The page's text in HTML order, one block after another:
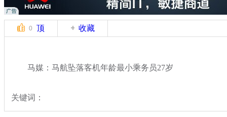
0 顶 收藏
马媒：马航坠落客机年龄最小乘务员27岁
关键词：